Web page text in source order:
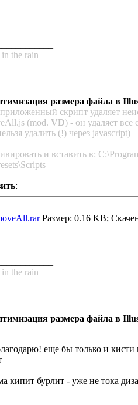
the rain
размера файла в
скрипт удаляет
(mod. VD) - он удаляет все
удалить (!) через javascript)
и вставить в:
:
Размер: 0.16 KB;
the rain
размера файла в
еще бы только и
кипит бурлит - уже не тока